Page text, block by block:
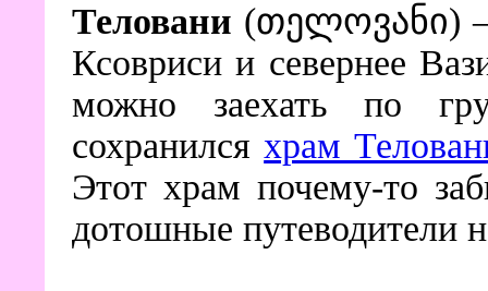
Теловани (თელოვანი) —
Ксовриси и севернее
можно заехать по
сохранилсяхрам
Этот храм почему-то
дотошные путеводители